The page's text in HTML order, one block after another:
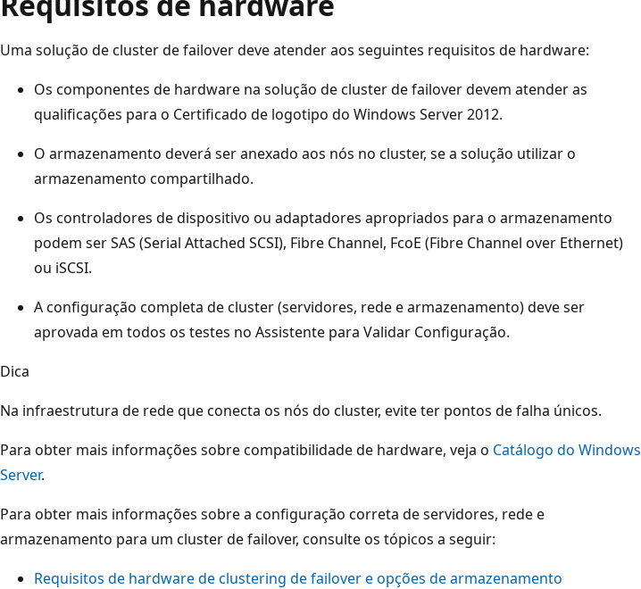
Uma solução de cluster de failover deve atender aos seguintes requisitos de hardware:
Os componentes de hardware na solução de cluster de failover devem atender as
qualificações para o Certificado de logotipo do Windows Server 2012.
O armazenamento deverá ser anexado aos nós no cluster, se a solução utilizar o
armazenamento compartilhado.
Os controladores de dispositivo ou adaptadores apropriados para o armazenamento
podem ser SAS (Serial Attached SCSI), Fibre Channel, FcoE (Fibre Channel over Ethernet)
ou iSCSI.
A configuração completa de cluster (servidores, rede e armazenamento) deve ser
aprovada em todos os testes no Assistente para Validar Configuração.
Dica
Na infraestrutura de rede que conecta os nós do cluster, evite ter pontos de falha únicos.
Para obter mais informações sobre compatibilidade de hardware, veja o Catálogo do Windows
Server.
Para obter mais informações sobre a configuração correta de servidores, rede e
armazenamento para um cluster de failover, consulte os tópicos a seguir:
Requisitos de hardware de clustering de failover e opções de armazenamento